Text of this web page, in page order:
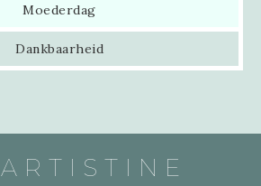
Moederdag
Dankbaarheid
ARTISTINE